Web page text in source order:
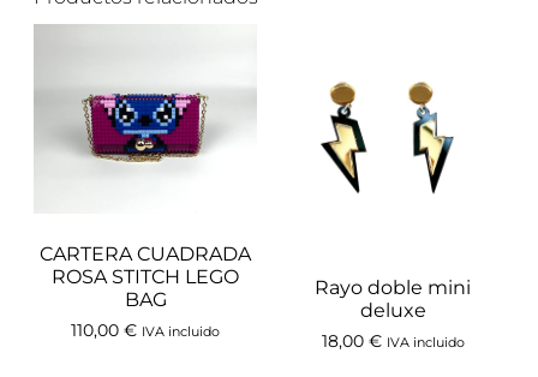
CARTERA CUADRADA
ROSA STITCH LEGO
BAG
110,00 € IVA incluido
Rayo doble mini
deluxe
18,00 € IVA incluido